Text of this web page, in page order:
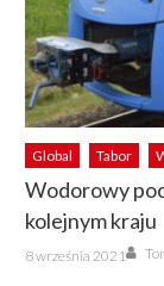
Global Tabor
Wodorowy
kolejnym kraju
Posted
on
8 września 2021